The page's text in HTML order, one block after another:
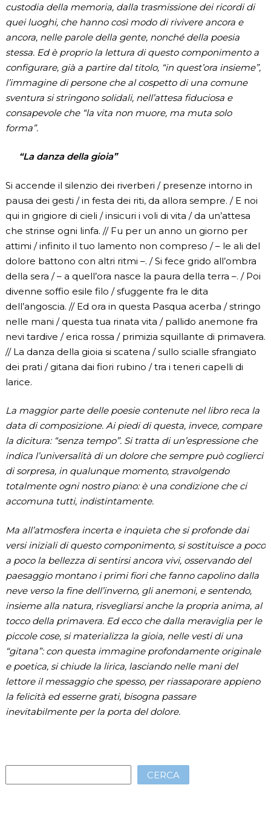
custodia della memoria, dalla trasmissione dei ricordi di
quei luoghi, che hanno così modo di rivivere ancora e
ancora, nelle parole della gente, nonché della poesia
stessa. Ed è proprio la lettura di questo componimento a
configurare, già a partire dal titolo, “in quest’ora insieme”,
l’immagine di persone che al cospetto di una comune
sventura si stringono solidali, nell’attesa fiduciosa e
consapevole che “la vita non muore, ma muta solo
forma”.
“La danza della gioia”
Si accende il silenzio dei riverberi / presenze intorno in
pausa dei gesti / in festa dei riti, da allora sempre. / E noi
qui in grigiore di cieli / insicuri i voli di vita / da un’attesa
che strinse ogni linfa. // Fu per un anno un giorno per
attimi / infinito il tuo lamento non compreso / – le ali del
dolore battono con altri ritmi –. / Si fece grido all’ombra
della sera / – a quell’ora nasce la paura della terra –. / Poi
divenne soffio esile filo / sfuggente fra le dita
dell’angoscia. // Ed ora in questa Pasqua acerba / stringo
nelle mani / questa tua rinata vita / pallido anemone fra
nevi tardive / erica rossa / primizia squillante di primavera.
// La danza della gioia si scatena / sullo scialle sfrangiato
dei prati / gitana dai fiori rubino / tra i teneri capelli di
larice.
La maggior parte delle poesie contenute nel libro reca la
data di composizione. Ai piedi di questa, invece, compare
la dicitura: “senza tempo”. Si tratta di un’espressione che
indica l’universalità di un dolore che sempre può coglierci
di sorpresa, in qualunque momento, stravolgendo
totalmente ogni nostro piano: è una condizione che ci
accomuna tutti, indistintamente.
Ma all’atmosfera incerta e inquieta che si profonde dai
versi iniziali di questo componimento, si sostituisce a poco
a poco la bellezza di sentirsi ancora vivi, osservando del
paesaggio montano i primi fiori che fanno capolino dalla
neve verso la fine dell’inverno, gli anemoni, e sentendo,
insieme alla natura, risvegliarsi anche la propria anima, al
tocco della primavera. Ed ecco che dalla meraviglia per le
piccole cose, si materializza la gioia, nelle vesti di una
“gitana”: con questa immagine profondamente originale
e poetica, si chiude la lirica, lasciando nelle mani del
lettore il messaggio che spesso, per riassaporare appieno
la felicità ed esserne grati, bisogna passare
inevitabilmente per la porta del dolore.
CERCA